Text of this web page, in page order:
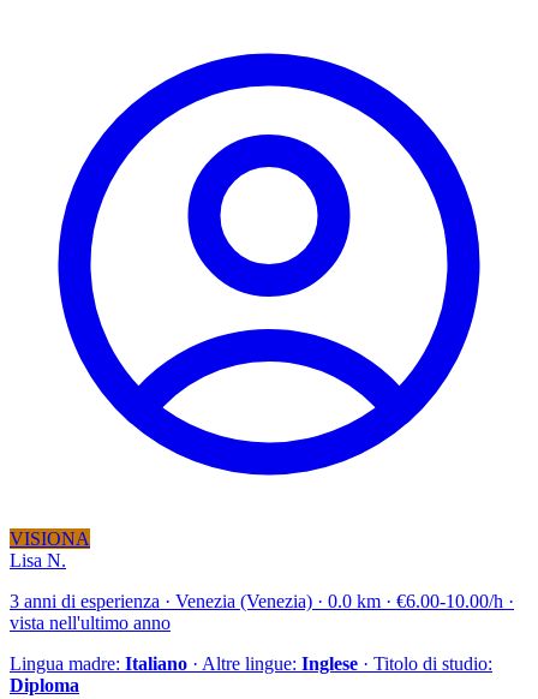
VISIONA
Lisa N.
3 anni di esperienza · Venezia (Venezia) · 0.0 km · €6.00-10.00/h ·
vista nell'ultimo anno
Lingua madre: Italiano · Altre lingue: Inglese · Titolo di studio:
Diploma